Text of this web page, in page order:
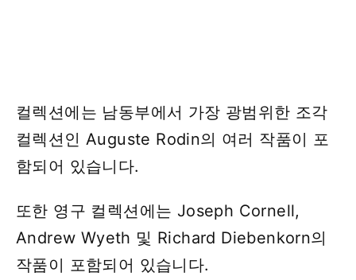
컬렉션에는 남동부에서 가장 광범위한 조각
컬렉션인 Auguste Rodin의 여러 작품이 포
함되어 있습니다.
또한 영구 컬렉션에는 Joseph Cornell,
Andrew Wyeth 및 Richard Diebenkorn의
작품이 포함되어 있습니다.